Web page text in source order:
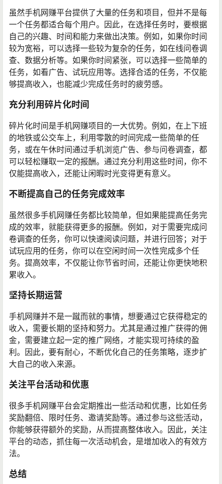
虽然手机网赚平台提供了大量的任务和项目，但并不是每
一个任务都适合每个用户。因此，在选择任务时，要根据
自己的兴趣、时间和能力来做出决策。例如，如果你时间
较为宽裕，可以选择一些较为复杂的任务，如在线问卷调
查、数据分析等。如果你时间紧张，可以选择一些简单的
任务，如看广告、试玩应用等。选择合适的任务，不仅能
够提高收入，也能减少完成任务时的疲劳感。
充分利用碎片化时间
碎片化时间是手机网赚项目的一大优势。例如，在上下班
的地铁或公交车上，利用零散的时间完成一些简单的任
务，或在午休时间通过手机浏览广告、参与问卷调查，都
可以轻松赚取一定的报酬。通过充分利用这些时间，你不
仅能提高收入，还能让闲暇时光变得更有意义。
不断提高自己的任务完成效率
虽然很多手机网赚任务都比较简单，但如果能提高任务完
成的效率，就能获得更多的报酬。例如，对于需要完成问
卷调查的任务，你可以快速阅读问题，并进行回答；对于
试玩应用的任务，你可以在空闲时间一次性完成多个任
务。提高效率，不仅能让你节省时间，还能让你更快地积
累收入。
坚持长期运营
手机网赚并不是一蹴而就的事情，想要通过它获得稳定的
收入，需要长期的坚持和努力。尤其是通过推广获得的佣
金，需要建立起一定的推广网络，才能实现可持续的盈
利。因此，要有耐心，不断优化自己的任务策略，逐步扩
大自己的收入来源。
关注平台活动和优惠
很多手机网赚平台会定期推出一些活动和优惠，比如任务
奖励翻倍、限时任务、邀请奖励等。通过参与这些活动，
你能够获得额外的奖励，从而提高整体收入。因此，关注
平台的动态，抓住每一次活动机会，是增加收入的有效方
法。
总结